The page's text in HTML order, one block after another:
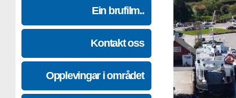
Ein brufilm..
Kontakt oss
Opplevingar i området